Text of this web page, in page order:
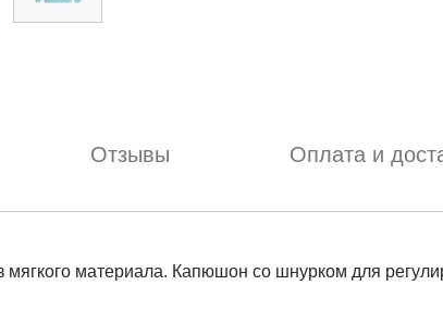
Отзывы Оплата и
мягкого материала. Капюшон со шнурком для